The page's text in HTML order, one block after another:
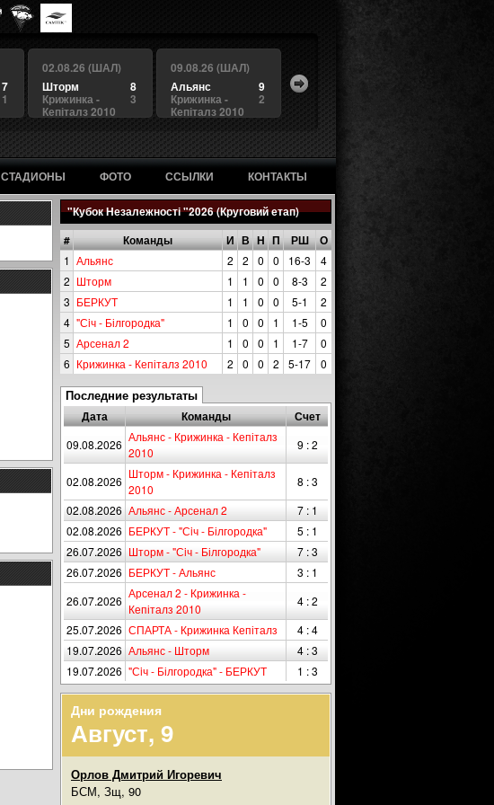
7
1
02.08.26 (ШАЛ)
8
Шторм
3
Крижинка -
Кепіталз 2010
09.08.26 (ШАЛ)
9
Альянс
2
Крижинка -
Кепіталз 2010
СТАДИОНЫ ФОТО ССЫЛКИ КОНТАКТЫ
"Кубок Незалежності "2026 (Круговий етап)
# Команды И В Н П РШ О
1 Альянс 2 2 0 0 16-3
4
2 Шторм 1 1 0 0 8-3
2
3 БЕРКУТ 1 1 0 0 5-1
2
4 "Сiч - Білгородка" 1 0 0 1 1-5
0
5 Арсенал 2 1 0 0 1 1-7
0
6 Крижинка - Кепіталз 2010 2 0 0 2 5-17 0
Последние результаты
Дата Команды Счет
09.08.2026
Альянс - Крижинка - Кепіталз
2010
9 : 2
02.08.2026
Шторм - Крижинка - Кепіталз
2010
8 : 3
02.08.2026 Альянс - Арсенал 2
7 : 1
02.08.2026 БЕРКУТ - "Сiч - Білгородка"
5 : 1
26.07.2026 Шторм - "Сiч - Білгородка"
7 : 3
26.07.2026 БЕРКУТ - Альянс
3 : 1
26.07.2026
Арсенал 2 - Крижинка -
Кепіталз 2010
4 : 2
25.07.2026 СПАРТА - Крижинка Кепіталз
4 : 4
19.07.2026 Альянс - Шторм
4 : 3
19.07.2026 "Сiч - Білгородка" - БЕРКУТ 1 : 3
Дни рождения
Август, 9
Орлов Дмитрий Игоревич
БСМ, Зщ, 90